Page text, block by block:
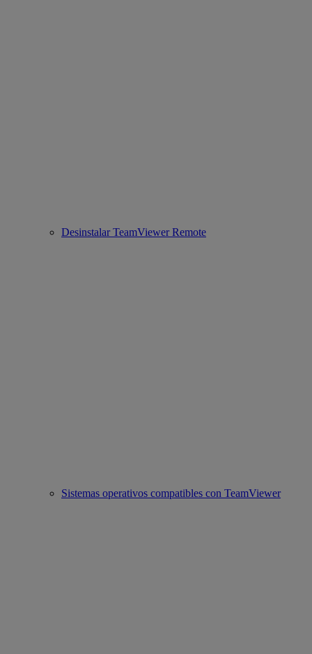
Desinstalar TeamViewer Remote
Sistemas operativos compatibles con TeamViewer